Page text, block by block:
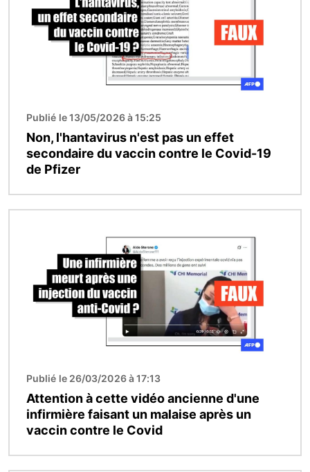
Publié le 13/05/2026 à 15:25
Non, l'hantavirus n'est pas un effet
secondaire du vaccin contre le Covid-19
de Pfizer
Publié le 26/03/2026 à 17:13
Attention à cette vidéo ancienne d'une
infirmière faisant un malaise après un
vaccin contre le Covid